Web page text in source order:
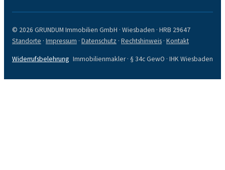
© 2026 GRUNDUM Immobilien GmbH · Wiesbaden · HRB 29647
Standorte · Impressum · Datenschutz · Rechtshinweis · Kontakt
Widerrufsbelehrung Immobilienmakler · § 34c GewO · IHK Wiesbaden